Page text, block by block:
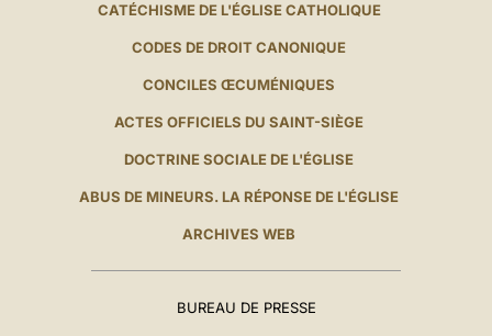
CATÉCHISME DE L'ÉGLISE CATHOLIQUE
CODES DE DROIT CANONIQUE
CONCILES ŒCUMÉNIQUES
ACTES OFFICIELS DU SAINT-SIÈGE
DOCTRINE SOCIALE DE L'ÉGLISE
ABUS DE MINEURS. LA RÉPONSE DE L'ÉGLISE
ARCHIVES WEB
BUREAU DE PRESSE